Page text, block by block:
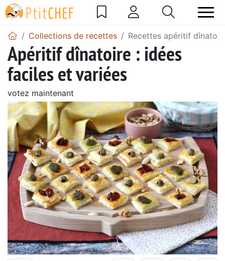
Collections de recettes Recettes apéritif
Apéritif dînatoire : idées
faciles et variées
votez maintenant